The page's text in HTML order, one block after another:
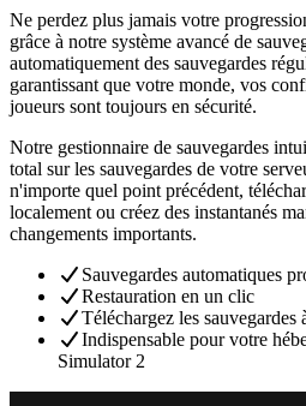
Ne perdez plus jamais votre
grâce à notre système avancé de
automatiquement des sauvegardes
garantissant que votre monde, vos
joueurs sont toujours en sécurité.
Notre gestionnaire de sauvegardes
total sur les sauvegardes de votre
n'importe quel point précédent,
localement ou créez des instantanés
changements importants.
Sauvegardes automatiques
Restauration en un clic
Téléchargez les sauvegardes
Indispensable pour votre
Simulator 2